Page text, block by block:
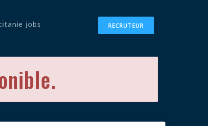
RECRUTEUR
jobs